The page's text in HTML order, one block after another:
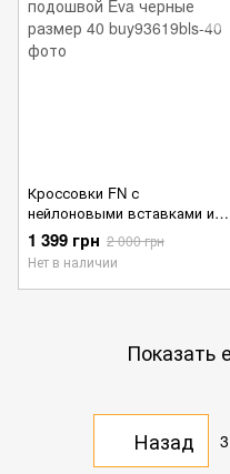
Кроссовки FN с
нейлоновыми вставками и
подошвой Eva черные
размер 40
1 399 грн 2 000 грн
Нет в наличии
Показать
Назад 3